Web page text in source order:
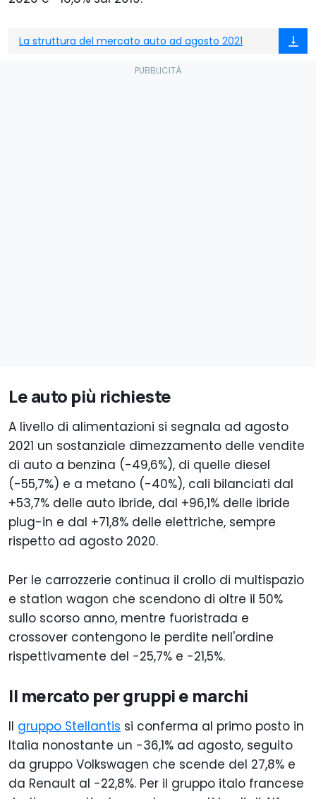
La struttura del mercato auto ad agosto 2021
Le auto più richieste
A livello di alimentazioni si segnala ad agosto
2021 un sostanziale dimezzamento delle vendite
di auto a benzina (-49,6%), di quelle diesel
(-55,7%) e a metano (-40%), cali bilanciati dal
+53,7% delle auto ibride, dal +96,1% delle ibride
plug-in e dal +71,8% delle elettriche, sempre
rispetto ad agosto 2020.
Per le carrozzerie continua il crollo di multispazio
e station wagon che scendono di oltre il 50%
sullo scorso anno, mentre fuoristrada e
crossover contengono le perdite nell'ordine
rispettivamente del -25,7% e -21,5%.
Il mercato per gruppi e marchi
Il gruppo Stellantis si conferma al primo posto in
Italia nonostante un -36,1% ad agosto, seguito
da gruppo Volkswagen che scende del 27,8% e
da Renault al -22,8%. Per il gruppo italo francese